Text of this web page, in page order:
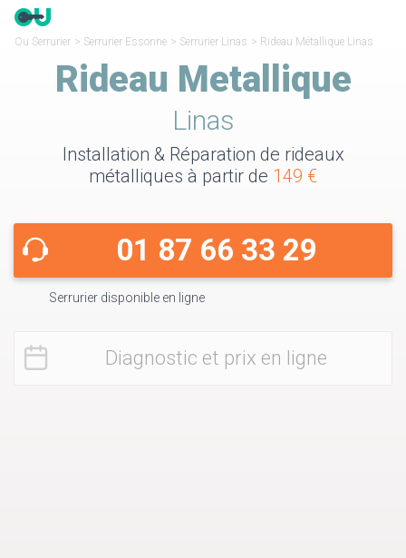
Ou Serrurier > Serrurier Essonne > Serrurier Linas > Rideau Métallique Linas
Rideau Metallique
Linas
Installation & Réparation de rideaux
métalliques à partir de 149 €
01 87 66 33 29
Serrurier disponible en ligne
Diagnostic et prix en ligne